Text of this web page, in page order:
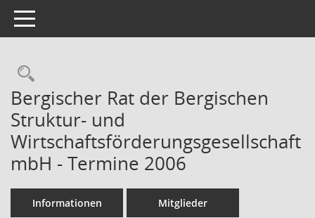
Toggle navigation
Rechercheauswahl
Bergischer Rat der Bergischen
Struktur- und
Wirtschaftsförderungsgesellschaft
mbH - Termine 2006
Informationen Mitglieder